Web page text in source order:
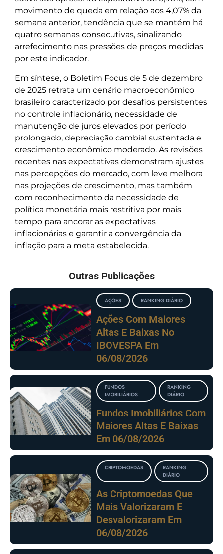
movimento de queda em relação aos 4,07% da
semana anterior, tendência que se mantém há
quatro semanas consecutivas, sinalizando
arrefecimento nas pressões de preços medidas
por este indicador.
Em síntese, o Boletim Focus de 5 de dezembro
de 2025 retrata um cenário macroeconômico
brasileiro caracterizado por desafios persistentes
no controle inflacionário, necessidade de
manutenção de juros elevados por período
prolongado, depreciação cambial sustentada e
crescimento econômico moderado. As revisões
recentes nas expectativas demonstram ajustes
nas percepções do mercado, com leve melhora
nas projeções de crescimento, mas também
com reconhecimento da necessidade de
política monetária mais restritiva por mais
tempo para ancorar as expectativas
inflacionárias e garantir a convergência da
inflação para a meta estabelecida.
Outras Publicações
AÇÕES RANKING DIÁRIO
Ações Com Maiores
Altas E Baixas No
IBOVESPA Em
06/08/2026
FUNDOS
IMOBILIÁRIOS
RANKING
DIÁRIO
Fundos Imobiliários Com
Maiores Altas E Baixas
Em 06/08/2026
CRIPTOMOEDAS
RANKING
DIÁRIO
As Criptomoedas Que
Mais Valorizaram E
Desvalorizaram Em
06/08/2026